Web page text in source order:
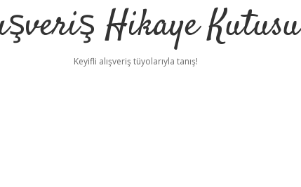
Hikaye Kutusu
Keyifli alışveriş tüyolarıyla tanış!